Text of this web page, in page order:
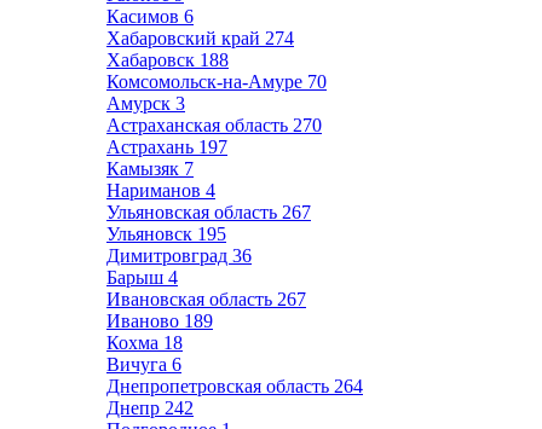
Касимов 6
Хабаровский край 274
Хабаровск 188
Комсомольск-на-Амуре 70
Амурск 3
Астраханская область 270
Астрахань 197
Камызяк 7
Нариманов 4
Ульяновская область 267
Ульяновск 195
Димитровград 36
Барыш 4
Ивановская область 267
Иваново 189
Кохма 18
Вичуга 6
Днепропетровская область 264
Днепр 242